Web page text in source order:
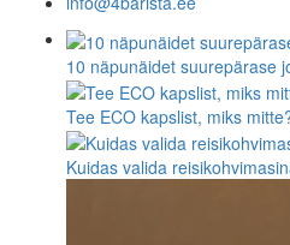
10 näpunäidet suurepärase
Tee ECO kapslist, miks
Kuidas valida